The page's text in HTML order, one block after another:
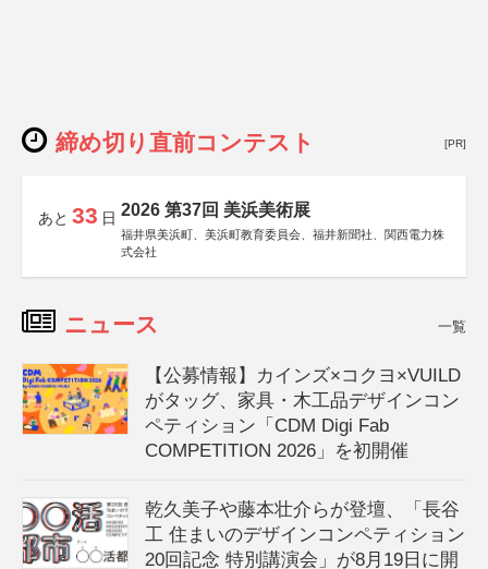
締め切り直前コンテスト [PR]
あと 33 日 2026 第37回 美浜美術展
福井県美浜町、美浜町教育委員会、福井新聞社、関西電力株
式会社
ニュース 一覧
【公募情報】カインズ×コクヨ×VUILD
がタッグ、家具・木工品デザインコン
ペティション「CDM Digi Fab
COMPETITION 2026」を初開催
乾久美子や藤本壮介らが登壇、「長谷
工 住まいのデザインコンペティション
20回記念 特別講演会」が8月19日に開